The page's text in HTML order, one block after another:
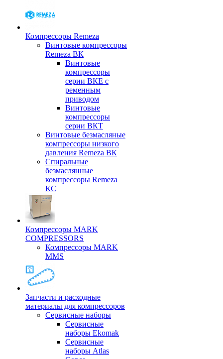
Компрессоры Remeza
Винтовые компрессоры
Remeza ВК
Винтовые
компрессоры
серии ВКЕ с
ременным
приводом
Винтовые
компрессоры
серии ВКТ
Винтовые безмасляные
компрессоры низкого
давления Remeza ВК
Спиральные
безмаслянные
компрессоры Remeza
КС
Компрессоры MARK
COMPRESSORS
Компрессоры MARK
MMS
Запчасти и расходные
материалы для компрессоров
Cервисные наборы
Сервисные
наборы Ekomak
Cервисные
наборы Atlas